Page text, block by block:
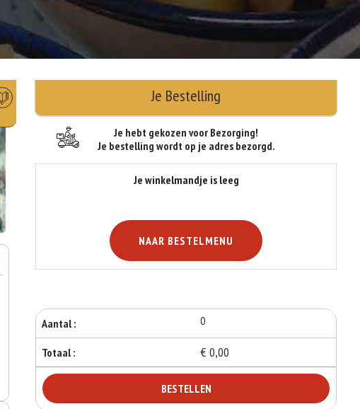
Je hebt gekozen voor Bezorging!
Je bestelling wordt op je adres bezorgd.
Je winkelmandje is leeg
NAAR BESTELMENU
Aantal : 0
Totaal : € 0,00
BESTELLEN
Je Bestelling